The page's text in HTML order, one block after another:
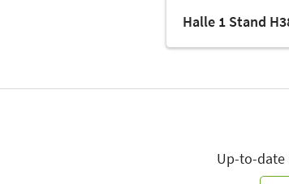
Halle 1 Stand
Up-to-date